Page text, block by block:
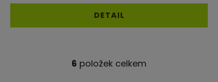
4,4
z
DETAIL
O
6 položek celkem